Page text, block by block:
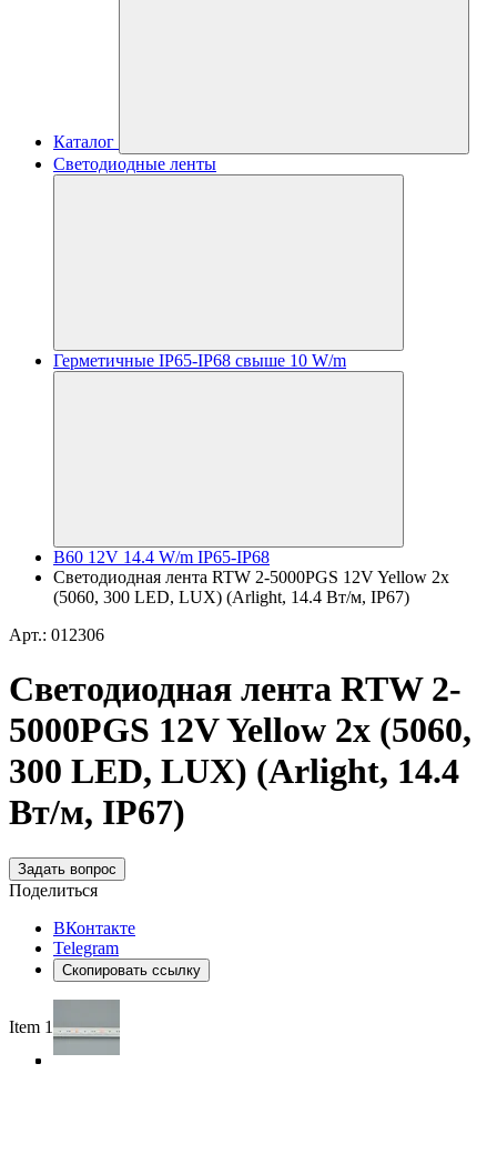
Каталог
Светодиодные ленты
Герметичные IP65-IP68 свыше 10 W/m
B60 12V 14.4 W/m IP65-IP68
Светодиодная лента RTW 2-5000PGS 12V Yellow 2x
(5060, 300 LED, LUX) (Arlight, 14.4 Вт/м, IP67)
Арт.: 012306
Светодиодная лента RTW 2-
5000PGS 12V Yellow 2x (5060,
300 LED, LUX) (Arlight, 14.4
Вт/м, IP67)
Задать вопрос
Поделиться
ВКонтакте
Telegram
Скопировать ссылку
Item 1 of 4